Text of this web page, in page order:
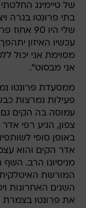
של טיימינג
בתי פרונטו בגרה
עכשיו האיזון
מסוימת אני יכול
אני מבסוט".
פעילות נמרצות
עמוסה בה הקים
צפון, הגיע רפי
באופן סופי
אדר הקים והוא
מניסיונו הרב. השף
המורשת
השנים האחרונות
את פרונטו בצמרת